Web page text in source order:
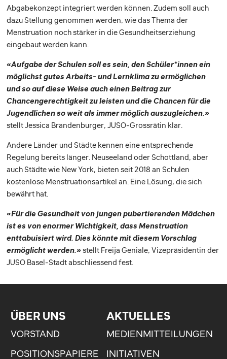
Abgabekonzept integriert werden können. Zudem soll auch
dazu Stellung genommen werden, wie das Thema der
Menstruation noch stärker in die Gesundheitserziehung
eingebaut werden kann.
«Aufgabe der Schulen soll es sein, den Schüler*innen ein
möglichst gutes Arbeits- und Lernklima zu ermöglichen
und so auf diese Weise auch einen Beitrag zur
Chancengerechtigkeit zu leisten und die Chancen für die
Jugendlichen so weit als immer möglich auszugleichen.»
stellt Jessica Brandenburger, JUSO-Grossrätin klar.
Andere Länder und Städte kennen eine entsprechende
Regelung bereits länger. Neuseeland oder Schottland, aber
auch Städte wie New York, bieten seit 2018 an Schulen
kostenlose Menstruationsartikel an. Eine Lösung, die sich
bewährt hat.
«Für die Gesundheit von jungen pubertierenden Mädchen
ist es von enormer Wichtigkeit, dass Menstruation
enttabuisiert wird. Dies könnte mit diesem Vorschlag
ermöglicht werden.» stellt Freija Geniale, Vizepräsidentin der
JUSO Basel-Stadt abschliessend fest.
ÜBER UNS
VORSTAND
POSITIONSPAPIERE
AKTUELLES
MEDIENMITTEILUNGEN
INITIATIVEN